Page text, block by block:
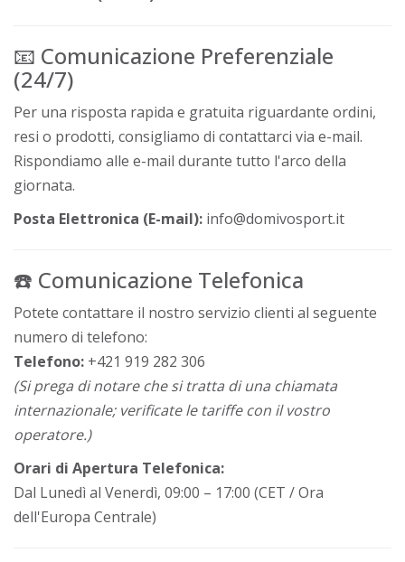
📧 Comunicazione Preferenziale
(24/7)
Per una risposta rapida e gratuita riguardante ordini,
resi o prodotti, consigliamo di contattarci via e-mail.
Rispondiamo alle e-mail durante tutto l'arco della
giornata.
Posta Elettronica (E-mail): info@domivosport.it
☎️ Comunicazione Telefonica
Potete contattare il nostro servizio clienti al seguente
numero di telefono:
Telefono: +421 919 282 306
(Si prega di notare che si tratta di una chiamata
internazionale; verificate le tariffe con il vostro
operatore.)
Orari di Apertura Telefonica:
Dal Lunedì al Venerdì, 09:00 – 17:00 (CET / Ora
dell'Europa Centrale)